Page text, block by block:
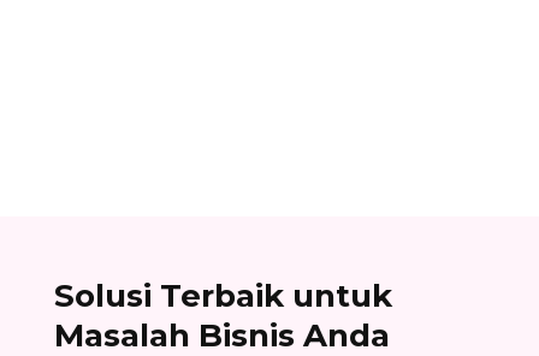
Solusi Terbaik untuk
Masalah Bisnis Anda